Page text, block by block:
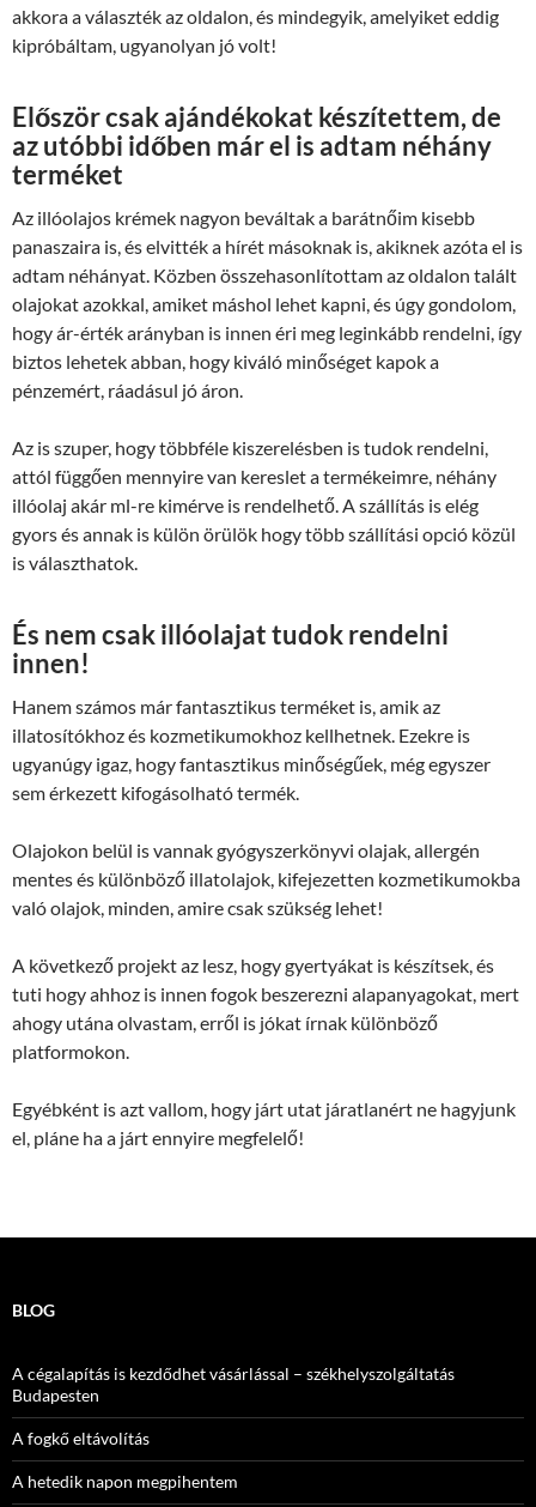
akkora a választék az oldalon, és mindegyik, amelyiket eddig
kipróbáltam, ugyanolyan jó volt!
Először csak ajándékokat készítettem, de
az utóbbi időben már el is adtam néhány
terméket
Az illóolajos krémek nagyon beváltak a barátnőim kisebb
panaszaira is, és elvitték a hírét másoknak is, akiknek azóta el is
adtam néhányat. Közben összehasonlítottam az oldalon talált
olajokat azokkal, amiket máshol lehet kapni, és úgy gondolom,
hogy ár-érték arányban is innen éri meg leginkább rendelni, így
biztos lehetek abban, hogy kiváló minőséget kapok a
pénzemért, ráadásul jó áron.
Az is szuper, hogy többféle kiszerelésben is tudok rendelni,
attól függően mennyire van kereslet a termékeimre, néhány
illóolaj akár ml-re kimérve is rendelhető. A szállítás is elég
gyors és annak is külön örülök hogy több szállítási opció közül
is választhatok.
És nem csak illóolajat tudok rendelni
innen!
Hanem számos már fantasztikus terméket is, amik az
illatosítókhoz és kozmetikumokhoz kellhetnek. Ezekre is
ugyanúgy igaz, hogy fantasztikus minőségűek, még egyszer
sem érkezett kifogásolható termék.
Olajokon belül is vannak gyógyszerkönyvi olajak, allergén
mentes és különböző illatolajok, kifejezetten kozmetikumokba
való olajok, minden, amire csak szükség lehet!
A következő projekt az lesz, hogy gyertyákat is készítsek, és
tuti hogy ahhoz is innen fogok beszerezni alapanyagokat, mert
ahogy utána olvastam, erről is jókat írnak különböző
platformokon.
Egyébként is azt vallom, hogy járt utat járatlanért ne hagyjunk
el, pláne ha a járt ennyire megfelelő!
BLOG
A cégalapítás is kezdődhet vásárlással – székhelyszolgáltatás
Budapesten
A fogkő eltávolítás
A hetedik napon megpihentem